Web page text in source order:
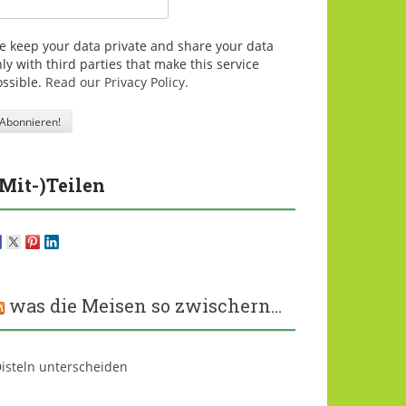
keep your data private and share your data
with third parties that make this service
Read our Privacy Policy.
)Teilen
was die Meisen so zwischern…
unterscheiden